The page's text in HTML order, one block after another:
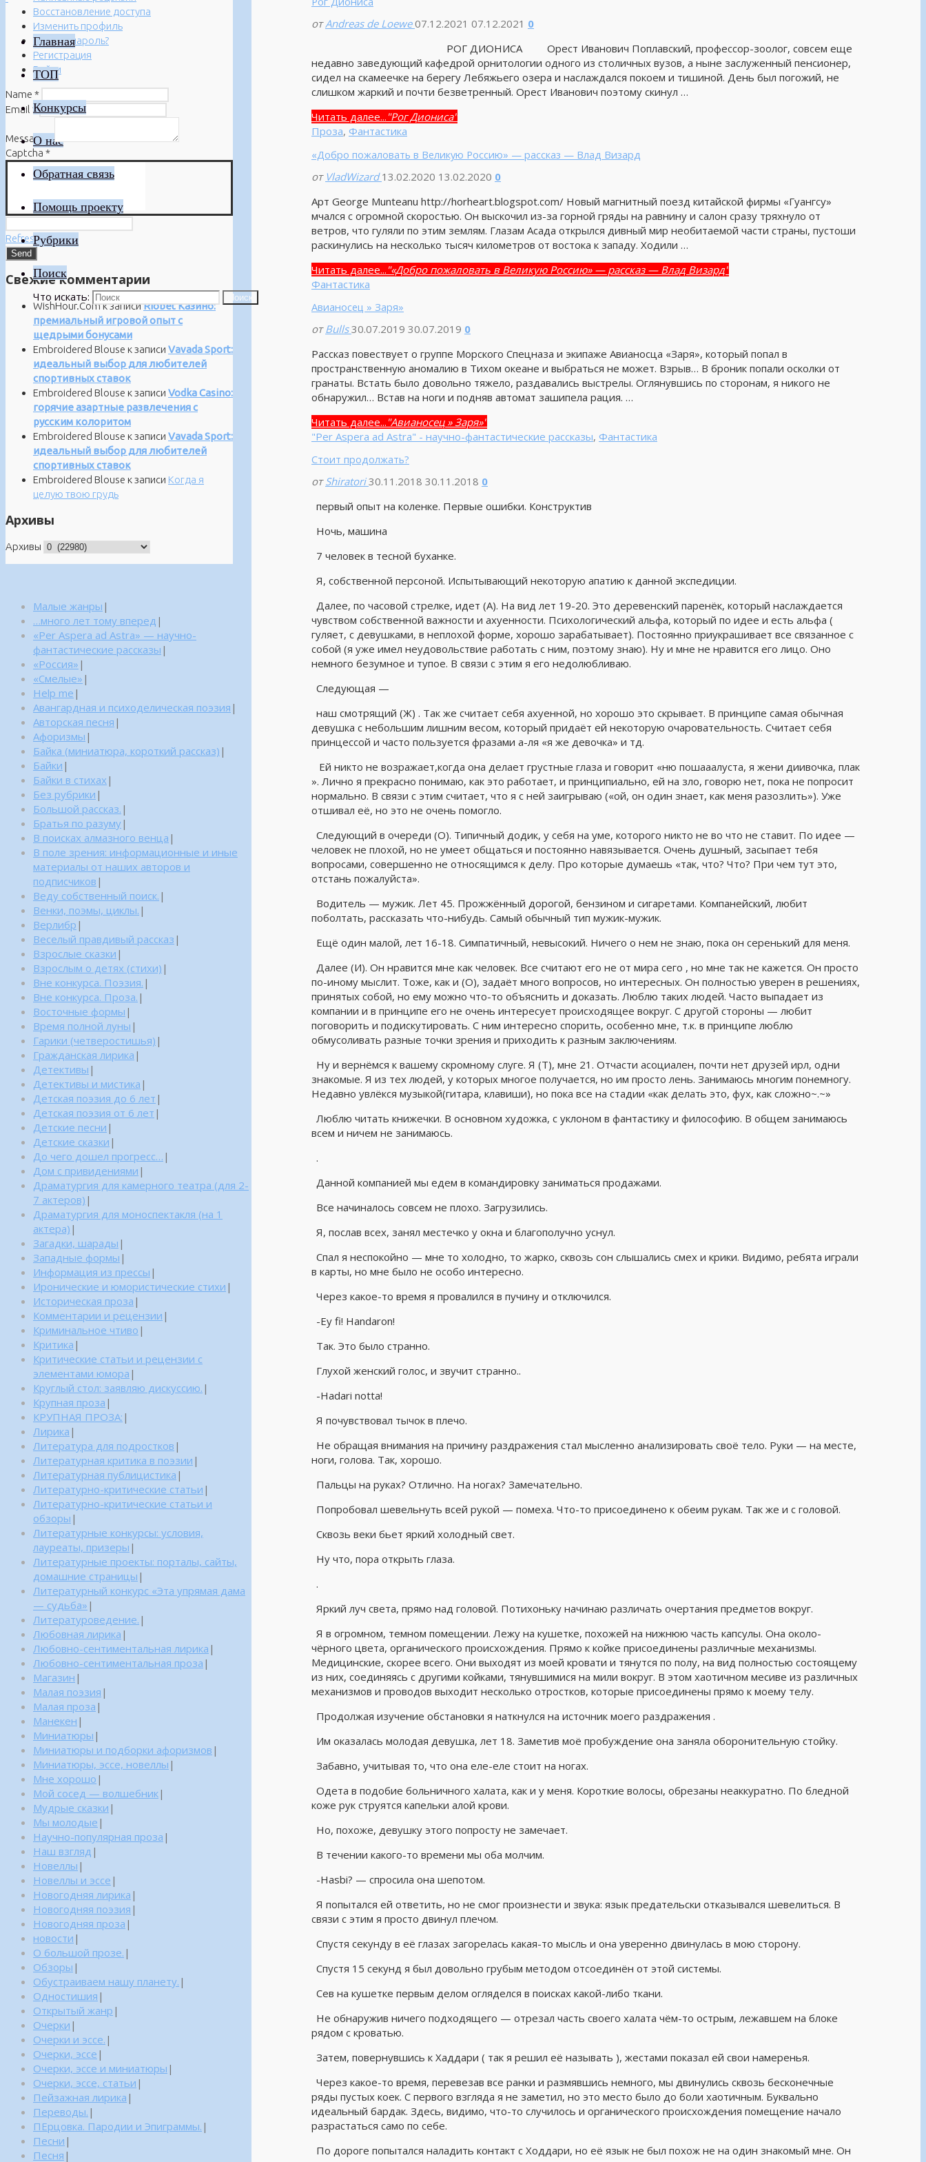
Главная
ТОП
Конкурсы
О нас
Обратная связь
Помощь проекту
Рубрики
Поиск
Что искать: Поиск
от Andreas de Loewe 07.12.2021 07.12.2021 0
РОГ ДИОНИСА Орест Иванович Поплавский, профессор-зоолог, совсем еще
недавно заведующий кафедрой орнитологии одного из столичных вузов, а ныне заслуженный пенсионер,
сидел на скамеечке на берегу Лебяжьего озера и наслаждался покоем и тишиной. День был погожий, не
слишком жаркий и почти безветренный. Орест Иванович поэтому скинул …
Читать далее... "Рог Диониса"
Проза, Фантастика
«Добро пожаловать в Великую Россию» — рассказ — Влад Визард
от VladWizard 13.02.2020 13.02.2020 0
Арт George Munteanu http://horheart.blogspot.com/ Новый магнитный поезд китайской фирмы «Гуангсу»
мчался с огромной скоростью. Он выскочил из-за горной гряды на равнину и салон сразу тряхнуло от
ветров, что гуляли по этим землям. Глазам Асада открылся дивный мир необитаемой части страны, пустоши
раскинулись на несколько тысяч километров от востока к западу. Ходили …
Читать далее... "«Добро пожаловать в Великую Россию» — рассказ — Влад Визард"
Фантастика
Авианосец » Заря»
от Bulls 30.07.2019 30.07.2019 0
Рассказ повествует о группе Морского Спецназа и экипаже Авианосца «Заря», который попал в
пространственную аномалию в Тихом океане и выбраться не может. Взрыв… В броник попали осколки от
гранаты. Встать было довольно тяжело, раздавались выстрелы. Оглянувшись по сторонам, я никого не
обнаружил… Встав на ноги и подняв автомат зашипела рация. …
Читать далее... "Авианосец » Заря»"
"Per Aspera ad Astra" - научно-фантастические рассказы, Фантастика
Стоит продолжать?
от Shiratori 30.11.2018 30.11.2018 0
первый опыт на коленке. Первые ошибки. Конструктив
Ночь, машина
7 человек в тесной буханке.
Я, собственной персоной. Испытывающий некоторую апатию к данной экспедиции.
Далее, по часовой стрелке, идет (А). На вид лет 19-20. Это деревенский паренёк, который наслаждается
чувством собственной важности и ахуенности. Психологический альфа, который по идее и есть альфа (
гуляет, с девушками, в неплохой форме, хорошо зарабатывает). Постоянно приукрашивает все связанное с
собой (я уже имел неудовольствие работать с ним, поэтому знаю). Ну и мне не нравится его лицо. Оно
немного безумное и тупое. В связи с этим я его недолюбливаю.
Следующая —
наш смотрящий (Ж) . Так же считает себя ахуенной, но хорошо это скрывает. В принципе самая обычная
девушка с небольшим лишним весом, который придаёт ей некоторую очаровательность. Считает себя
принцессой и часто пользуется фразами а-ля «я же девочка» и тд.
Ей никто не возражает,когда она делает грустные глаза и говорит «ню пошааалуста, я жени диивочка, плак
». Лично я прекрасно понимаю, как это работает, и принципиально, ей на зло, говорю нет, пока не попросит
нормально. В связи с этим считает, что я с ней заигрываю («ой, он один знает, как меня разозлить»). Уже
отшивал её, но это не очень помогло.
Следующий в очереди (О). Типичный додик, у себя на уме, которого никто не во что не ставит. По идее —
человек не плохой, но не умеет общаться и постоянно навязывается. Очень душный, засыпает тебя
вопросами, совершенно не относящимся к делу. Про которые думаешь «так, что? Что? При чем тут это,
отстань пожалуйста».
Водитель — мужик. Лет 45. Прожжённый дорогой, бензином и сигаретами. Компанейский, любит
поболтать, рассказать что-нибудь. Самый обычный тип мужик-мужик.
Ещё один малой, лет 16-18. Симпатичный, невысокий. Ничего о нем не знаю, пока он серенький для меня.
Далее (И). Он нравится мне как человек. Все считают его не от мира сего , но мне так не кажется. Он просто
по-иному мыслит. Тоже, как и (О), задаёт много вопросов, но интересных. Он полностью уверен в решениях,
принятых собой, но ему можно что-то объяснить и доказать. Люблю таких людей. Часто выпадает из
компании и в принципе его не очень интересует происходящее вокруг. С другой стороны — любит
поговорить и подискутировать. С ним интересно спорить, особенно мне, т.к. в принципе люблю
обмусоливать разные точки зрения и приходить к разным заключениям.
Ну и вернёмся к вашему скромному слуге. Я (Т), мне 21. Отчасти асоциален, почти нет друзей ирл, одни
знакомые. Я из тех людей, у которых многое получается, но им просто лень. Занимаюсь многим понемногу.
Недавно увлёкся музыкой(гитара, клавиши), но пока все на стадии «как делать это, фух, как сложно~.~»
Люблю читать книжечки. В основном художка, с уклоном в фантастику и философию. В общем занимаюсь
всем и ничем не занимаюсь.
.
Данной компанией мы едем в командировку заниматься продажами.
Все начиналось совсем не плохо. Загрузились.
Я, послав всех, занял местечко у окна и благополучно уснул.
Спал я неспокойно — мне то холодно, то жарко, сквозь сон слышались смех и крики. Видимо, ребята играли
в карты, но мне было не особо интересно.
Через какое-то время я провалился в пучину и отключился.
-Ey fi! Handaron!
Так. Это было странно.
Глухой женский голос, и звучит странно..
-Hadari notta!
Я почувствовал тычок в плечо.
Не обращая внимания на причину раздражения стал мысленно анализировать своё тело. Руки — на месте,
ноги, голова. Так, хорошо.
Пальцы на руках? Отлично. На ногах? Замечательно.
Попробовал шевельнуть всей рукой — помеха. Что-то присоединено к обеим рукам. Так же и с головой.
Сквозь веки бьет яркий холодный свет.
Ну что, пора открыть глаза.
.
Яркий луч света, прямо над головой. Потихоньку начинаю различать очертания предметов вокруг.
Я в огромном, темном помещении. Лежу на кушетке, похожей на нижнюю часть капсулы. Она около-
чёрного цвета, органического происхождения. Прямо к койке присоединены различные механизмы.
Медицинские, скорее всего. Они выходят из моей кровати и тянутся по полу, на вид полностью состоящему
из них, соединяясь с другими койками, тянувшимися на мили вокруг. В этом хаотичном месиве из различных
механизмов и проводов выходит несколько отростков, которые присоединены прямо к моему телу.
Продолжая изучение обстановки я наткнулся на источник моего раздражения .
Им оказалась молодая девушка, лет 18. Заметив моё пробуждение она заняла оборонительную стойку.
Забавно, учитывая то, что она еле-еле стоит на ногах.
Одета в подобие больничного халата, как и у меня. Короткие волосы, обрезаны неаккуратно. По бледной
коже рук струятся капельки алой крови.
Но, похоже, девушку этого попросту не замечает.
В течении какого-то времени мы оба молчим.
-Hasbi? — спросила она шепотом.
Я попытался ей ответить, но не смог произнести и звука: язык предательски отказывался шевелиться. В
связи с этим я просто двинул плечом.
Спустя секунду в её глазах загорелась какая-то мысль и она уверенно двинулась в мою сторону.
Спустя 15 секунд я был довольно грубым методом отсоединён от этой системы.
Сев на кушетке первым делом огляделся в поисках какой-либо ткани.
Не обнаружив ничего подходящего — отрезал часть своего халата чём-то острым, лежавшем на блоке
рядом с кроватью.
Затем, повернувшись к Хаддари ( так я решил её называть ), жестами показал ей свои намеренья.
Через какое-то время, перевезав все ранки и размявшись немного, мы двинулись сквозь бесконечные
ряды пустых коек. С первого взгляда я не заметил, но это место было до боли хаотичным. Буквально
идеальный бардак. Здесь, видимо, что-то случилось и органического происхождения помещение начало
разрастаться само по себе.
По дороге попытался наладить контакт с Ходдари, но её язык не был похож не на один знакомый мне. Он
Восстановление доступа
Изменить профиль
Забыли пароль?
Регистрация
Войти
Name *
Email *
Message*
Captcha *
Refresh
Свежие комментарии
WishHour.Comк записиRiobet Казино:
премиальный игровой опыт с
щедрыми бонусами
Embroidered Blouse к записи Vavada Sport:
идеальный выбор для любителей
спортивных ставок
Embroidered Blouse к записи Vodka Casino:
горячие азартные развлечения с
русским колоритом
Embroidered Blouse к записи Vavada Sport:
идеальный выбор для любителей
спортивных ставок
Embroidered Blouse к записи Когда я
целую твою грудь
Архивы
Архивы
Малые жанры |
…много лет тому вперед |
«Per Aspera ad Astra» — научно-
фантастические рассказы |
«Россия» |
«Смелые» |
Help me |
Авангардная и психоделическая поэзия |
Авторская песня |
Афоризмы |
Байка (миниатюра, короткий рассказ) |
Байки |
Байки в стихах |
Без рубрики |
Большой рассказ. |
Братья по разуму|
В поисках алмазного венца |
В поле зрения: информационные и иные
материалы от наших авторов и
подписчиков |
Веду собственный поиск. |
Венки, поэмы, циклы. |
Верлибр |
Веселый правдивый рассказ |
Взрослые сказки |
Взрослым о детях (стихи) |
Вне конкурса. Поэзия. |
Вне конкурса. Проза. |
Восточные формы |
Время полной луны |
Гарики (четверостишья) |
Гражданская лирика |
Детективы |
Детективы и мистика |
Детская поэзия до 6 лет |
Детская поэзия от 6 лет |
Детские песни |
Детские сказки |
До чего дошел прогресс… |
Дом с привидениями |
Драматургия для камерного театра (для 2-
7 актеров) |
Драматургия для моноспектакля (на 1
актера) |
Загадки, шарады |
Западные формы |
Информация из прессы |
Иронические и юмористические стихи |
Историческая проза |
Комментарии и рецензии |
Криминальное чтиво |
Критика |
Критические статьи и рецензии с
элементами юмора |
Круглый стол: заявляю дискуссию. |
Крупная проза |
КРУПНАЯ ПРОЗА: |
Лирика |
Литература для подростков |
Литературная критика в поэзии |
Литературная публицистика |
Литературно-критические статьи |
Литературно-критические статьи и
обзоры |
Литературные конкурсы: условия,
лауреаты, призеры |
Литературные проекты: порталы, сайты,
домашние страницы |
Литературный конкурс «Эта упрямая дама
— судьба» |
Литературоведение. |
Любовная лирика |
Любовно-сентиментальная лирика |
Любовно-сентиментальная проза |
Магазин |
Малая поэзия |
Малая проза |
Манекен |
Миниатюры |
Миниатюры и подборки афоризмов |
Миниатюры, эссе, новеллы |
Мне хорошо |
Мой сосед — волшебник|
Мудрые сказки |
Мы молодые |
Научно-популярная проза |
Наш взгляд |
Новеллы |
Новеллы и эссе |
Новогодняя лирика |
Новогодняя поэзия |
Новогодняя проза |
новости |
О большой прозе. |
Обзоры |
Обустраиваем нашу планету. |
Одностишия |
Открытый жанр |
Очерки |
Очерки и эссе. |
Очерки, эссе |
Очерки, эссе и миниатюры |
Очерки, эссе, статьи |
Пейзажная лирика |
Переводы. |
ПЕрцовка. Пародии и Эпиграммы. |
Песни |
Песня |